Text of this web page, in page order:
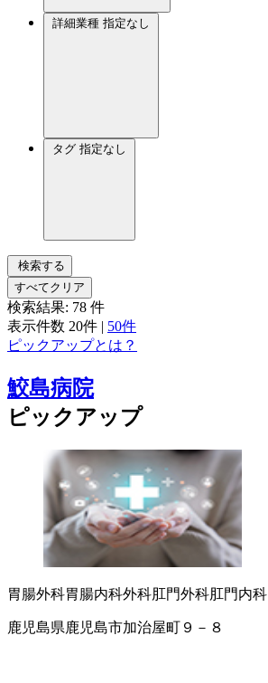
詳細業種 指定なし
タグ 指定なし
検索する
すべてクリア
検索結果: 78 件
表示件数 20件 | 50件
ピックアップとは？
鮫島病院
ピックアップ
胃腸外科胃腸内科外科肛門外科肛門内科
鹿児島県鹿児島市加治屋町９－８